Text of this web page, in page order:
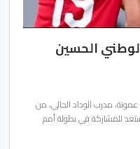
الحسين
مدرب الوداد الحالي، من
للمشاركة في بطولة أمم